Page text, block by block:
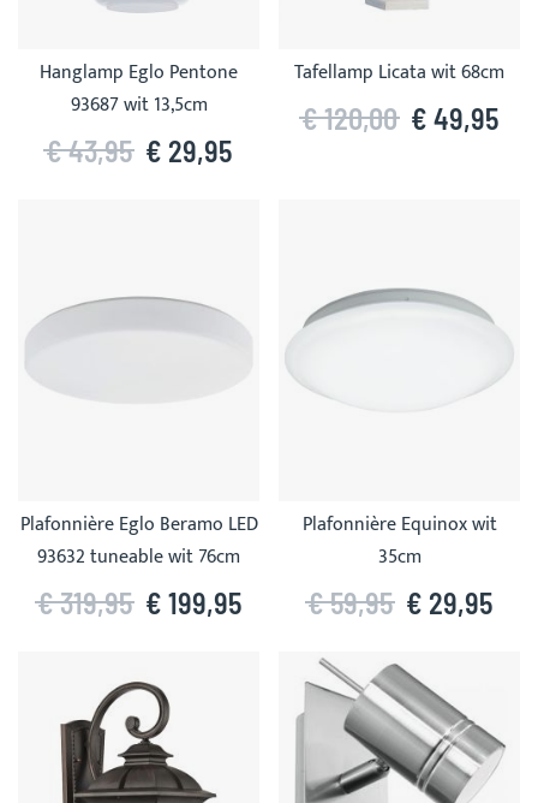
Hanglamp Eglo Pentone
93687 wit 13,5cm
€ 29,95
€ 43,95
Tafellamp Licata wit 68cm
€ 49,95
€ 120,00
Plafonnière Eglo Beramo LED
93632 tuneable wit 76cm
€ 199,95
€ 319,95
Plafonnière Equinox wit
35cm
€ 29,95
€ 59,95